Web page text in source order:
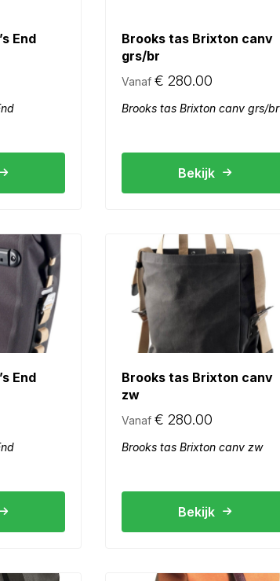
End
Brooks tas Brixton canv
grs/br
Vanaf € 280.00
Brooks tas Brixton canv grs/br
Bekijk
End
Brooks tas Brixton canv
zw
Vanaf € 280.00
Brooks tas Brixton canv zw
Bekijk